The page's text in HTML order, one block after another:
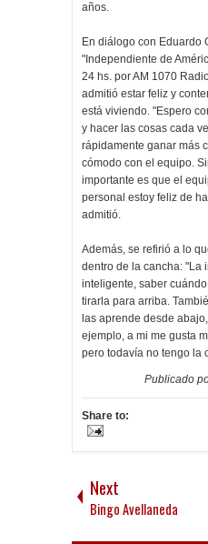
años.
En diálogo con Eduardo
"Independiente de
24 hs. por AM 1070
admitió estar feliz y
está viviendo. "Espero
y hacer las cosas cada
rápidamente ganar más
cómodo con el equipo.
importante es que el
personal estoy feliz de
admitió.
Además, se refirió a lo
dentro de la cancha: "La
inteligente, saber
tirarla para arriba.
las aprende desde
ejemplo, a mi me gusta
pero todavía no tengo la
Publicado
Share to:
Next
Bingo Avellaneda